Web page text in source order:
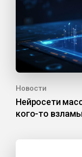
Новости
Нейросети
кого-то